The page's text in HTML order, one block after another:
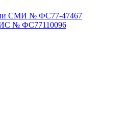
СМИ № ФС77-47467
№ ФС77110096